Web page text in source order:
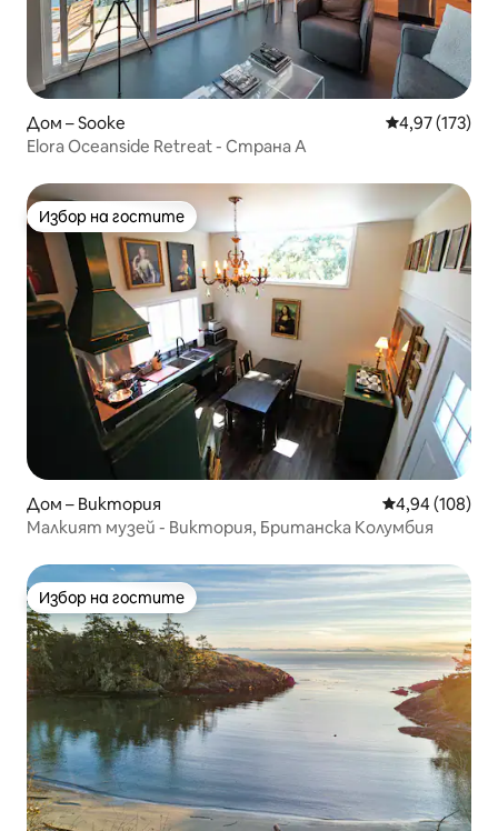
Дом – Sooke Средна
4,97 (173)
Elora Oceanside Retreat - Страна А
Избор на гостите
Избор на гостите
Дом – Виктория Средна
4,94 (108)
Малкият музей - Виктория, Британска Колумбия
Избор на гостите
Избор на гостите